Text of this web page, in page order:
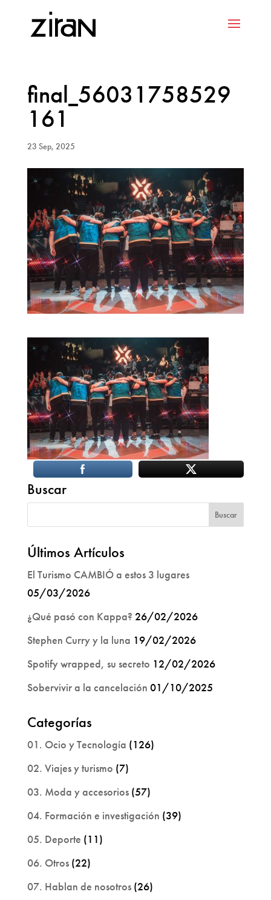
final_56031758529
161
23 Sep, 2025
Buscar
Últimos Artículos
El Turismo CAMBIÓ a estos 3 lugares
05/03/2026
¿Qué pasó con Kappa? 26/02/2026
Stephen Curry y la luna 19/02/2026
Spotify wrapped, su secreto 12/02/2026
Sobervivir a la cancelación 01/10/2025
Categorías
01. Ocio y Tecnología (126)
02. Viajes y turismo (7)
03. Moda y accesorios(57)
04. Formación e investigación (39)
05. Deporte (11)
06. Otros(22)
07. Hablan de nosotros(26)